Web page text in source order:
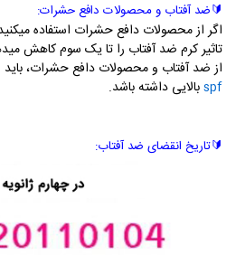
🔰ضد آفتاب و محصولات دافع حشرات:
اگر از محصولات دافع حشرات استفاده
تاثیر کرم ضد آفتاب را تا یک سوم کاهش
از ضد آفتاب و محصولات دافع حشرات، باید
spfبالایی داشته باشد.
🔰تاریخ انقضای ضد آفتاب: